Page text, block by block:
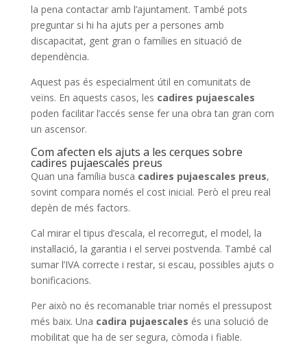
la pena contactar amb l’ajuntament. També pots
preguntar si hi ha ajuts per a persones amb
discapacitat, gent gran o famílies en situació de
dependència.
Aquest pas és especialment útil en comunitats de
veïns. En aquests casos, les cadires pujaescales
poden facilitar l’accés sense fer una obra tan gran com
un ascensor.
Com afecten els ajuts a les cerques sobre
cadires pujaescales preus
Quan una família busca cadires pujaescales preus,
sovint compara només el cost inicial. Però el preu real
depèn de més factors.
Cal mirar el tipus d’escala, el recorregut, el model, la
instal·lació, la garantia i el servei postvenda. També cal
sumar l’IVA correcte i restar, si escau, possibles ajuts o
bonificacions.
Per això no és recomanable triar només el pressupost
més baix. Una cadira pujaescales és una solució de
mobilitat que ha de ser segura, còmoda i fiable.